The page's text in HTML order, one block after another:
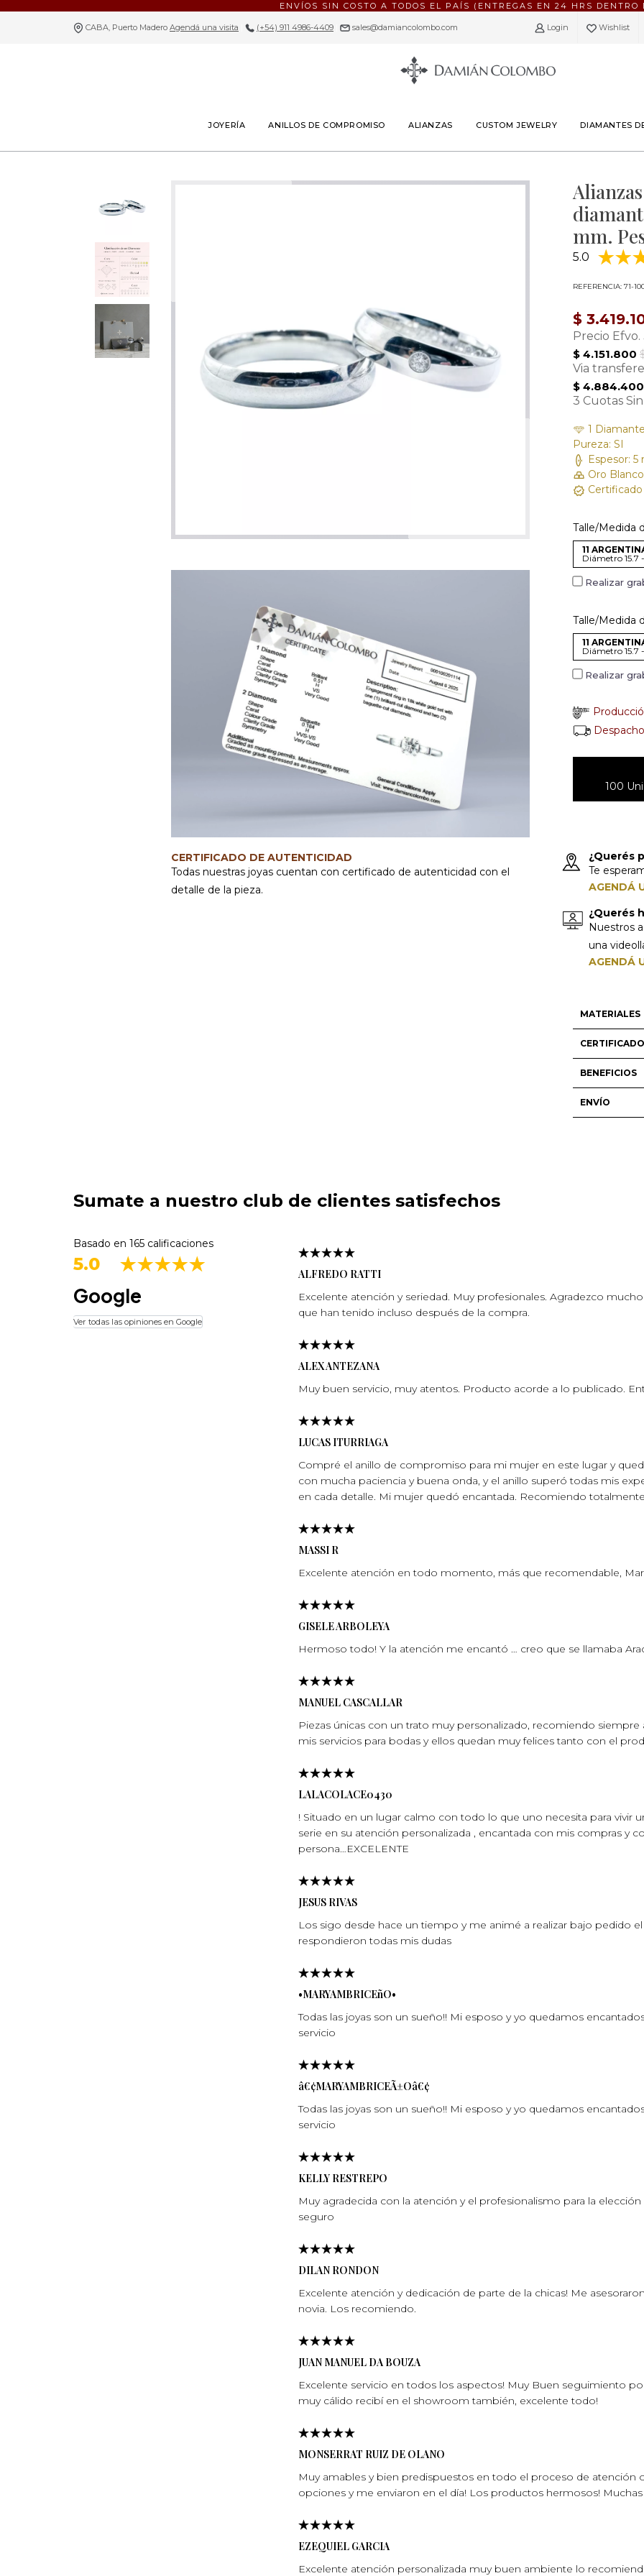
ENVÍOS SIN COSTO A TODOS EL PAÍS (ENTREGAS EN 24 HRS DENTRO
CABA, Puerto Madero Agendá una visita (+54) 911 4986-4409 sales@damiancolombo.com Login Wishlist
JOYERÍA ANILLOS DE COMPROMISO ALIANZAS CUSTOM JEWELRY DIAMANTES
CERTIFICADO DE AUTENTICIDAD
Todas nuestras joyas cuentan con certificado de autenticidad con el
detalle de la pieza.
mm.
5.0
REFERENCIA: 71-
$
Precio Efvo.
$ 4.151.800
Via
$ 4.884.400
3 Cuotas
1
Pureza: SI
Espesor: 5
Oro
Talle/Medida
11
Diámetro 15.7
Realizar
Talle/Medida
11
Diámetro 15.7
Realizar
100
¿Querés
Te
AGENDÁ
¿Querés
Nuestros
una
AGENDÁ
MATERIALES
CERTIFICADO
BENEFICIOS
ENVÍO
Sumate a nuestro club de clientes satisfechos
Basado en 165 calificaciones
5.0
Google
Ver todas las opiniones en Google
ALFREDO RATTI
Excelente atención y seriedad. Muy profesionales. Agradezco
que han tenido incluso después de la compra.
ALEX ANTEZANA
Muy buen servicio, muy atentos. Producto acorde a lo publicado.
LUCAS ITURRIAGA
Compré el anillo de compromiso para mi mujer en este lugar y
con mucha paciencia y buena onda, y el anillo superó todas mis
en cada detalle. Mi mujer quedó encantada. Recomiendo
MASSI R
Excelente atención en todo momento, más que recomendable,
GISELE ARBOLEYA
Hermoso todo! Y la atención me encantó … creo que se llamaba
MANUEL CASCALLAR
Piezas únicas con un trato muy personalizado, recomiendo
mis servicios para bodas y ellos quedan muy felices tanto con el
LALACOLACE0430
! Situado en un lugar calmo con todo lo que uno necesita para vivir
serie en su atención personalizada , encantada con mis compras y
persona…EXCELENTE
JESUS RIVAS
Los sigo desde hace un tiempo y me animé a realizar bajo pedido
respondieron todas mis dudas
•MARYAMBRICEñO•
Todas las joyas son un sueño!! Mi esposo y yo quedamos
servicio
â€¢MARYAMBRICEÃ±Oâ€¢
Todas las joyas son un sueño!! Mi esposo y yo quedamos
servicio
KELLY RESTREPO
Muy agradecida con la atención y el profesionalismo para la
seguro
DILAN RONDON
Excelente atención y dedicación de parte de la chicas! Me
novia. Los recomiendo.
JUAN MANUEL DA BOUZA
Excelente servicio en todos los aspectos! Muy Buen seguimiento
muy cálido recibí en el showroom también, excelente todo!
MONSERRAT RUIZ DE OLANO
Muy amables y bien predispuestos en todo el proceso de atención
opciones y me enviaron en el día! Los productos hermosos! Muchas
EZEQUIEL GARCIA
Excelente atención personalizada muy buen ambiente lo